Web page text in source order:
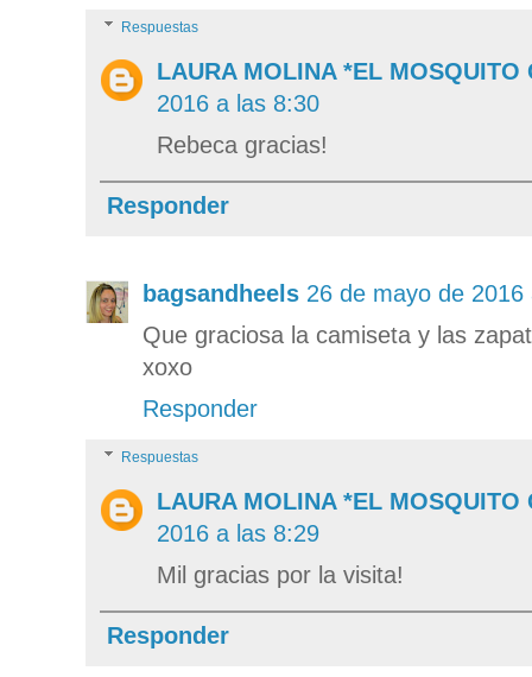
Respuestas
LAURA MOLINA *EL MOSQUITO
2016 a las 8:30
Rebeca gracias!
Responder
bagsandheels 26 de mayo de 2016
Que graciosa la camiseta y las
xoxo
Responder
Respuestas
LAURA MOLINA *EL MOSQUITO
2016 a las 8:29
Mil gracias por la visita!
Responder